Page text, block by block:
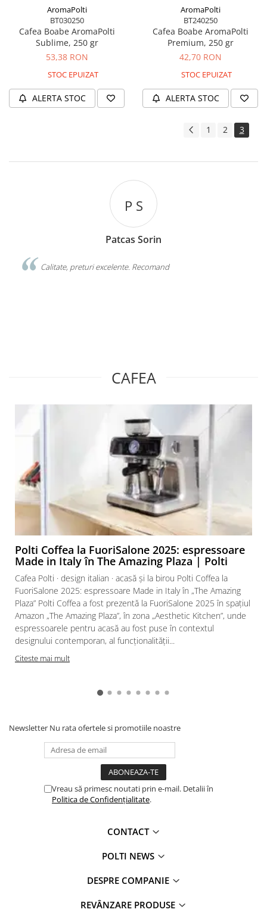
AromaPolti
BT030250
Cafea Boabe AromaPolti
Sublime, 250 gr
53,38 RON
STOC EPUIZAT
ALERTA STOC
AromaPolti
BT240250
Cafea Boabe AromaPolti
Premium, 250 gr
42,70 RON
STOC EPUIZAT
ALERTA STOC
1 2 3
P S
Patcas Sorin
Calitate, preturi excelente. Recomand
CAFEA
Polti Coffea la FuoriSalone 2025: espressoare
Made in Italy în The Amazing Plaza | Polti
Cafea Polti · design italian · acasă și la birou Polti Coffea la
FuoriSalone 2025: espressoare Made in Italy în „The Amazing
Plaza” Polti Coffea a fost prezentă la FuoriSalone 2025 în spațiul
Amazon „The Amazing Plaza”, în zona „Aesthetic Kitchen”, unde
espressoarele pentru acasă au fost puse în contextul
designului contemporan, al funcționalității...
Citeste mai mult
Newsletter Nu rata ofertele si promotiile noastre
Vreau să primesc noutati prin e-mail. Detalii în
Politica de Confidențialitate.
CONTACT
POLTI NEWS
DESPRE COMPANIE
REVÂNZARE PRODUSE